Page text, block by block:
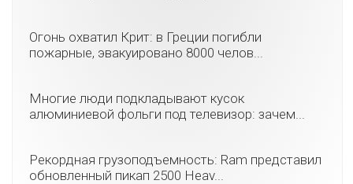
Огонь охватил Крит: в Греции погибли
пожарные, эвакуировано 8000 челов...
Многие люди подкладывают кусок
алюминиевой фольги под телевизор: зачем...
Рекордная грузоподъемность: Ram представил
обновленный пикап 2500 Heav...